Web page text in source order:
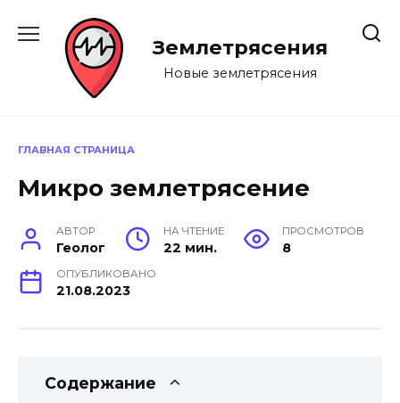
содержанию
Землетрясения
Новые землетрясения
ГЛАВНАЯ СТРАНИЦА
Микро землетрясение
АВТОР
Геолог
НА ЧТЕНИЕ
22 мин.
ПРОСМОТРОВ
8
ОПУБЛИКОВАНО
21.08.2023
Содержание